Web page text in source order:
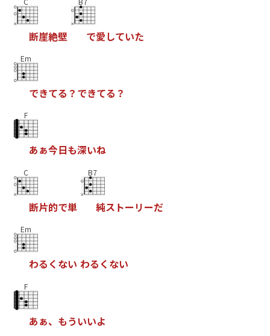
断崖絶壁 で愛していた
Em
できてる ？ できてる ？
F
あぁ今日も深いね
C
断片的で単
B7
純ス トー リーだ
Em
わる く ない わる く ない
F
あぁ、 もういいよ